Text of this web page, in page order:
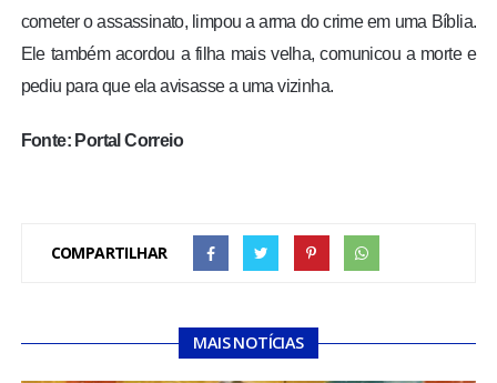
cometer o assassinato, limpou a arma do crime em uma Bíblia.
Ele também acordou a filha mais velha, comunicou a morte e
pediu para que ela avisasse a uma vizinha.
Fonte: Portal Correio
COMPARTILHAR
MAIS NOTÍCIAS